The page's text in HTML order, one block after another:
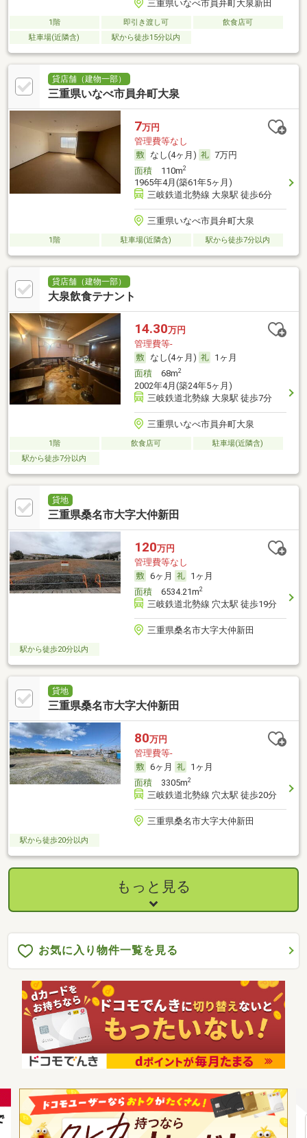
三重県いなべ市員弁町大泉新田
1階 即引き渡し可
飲食店可
駐車場(近隣含)
駅から徒歩15分以内
貸店舗（建物一部）
三重県いなべ市員弁町大泉
7万円
管理費等なし
なし(4ヶ月)
7万円
面積110m2
1965年4月(築61年5ヶ月)
三岐鉄道北勢線 大泉駅 徒歩6分
三重県いなべ市員弁町大泉
1階 駐車場(近隣含) 駅から徒歩7分以内
貸店舗（建物一部）
大泉飲食テナント
14.30万円
管理費等-
なし(4ヶ月)
1ヶ月
面積68m2
2002年4月(築24年5ヶ月)
三岐鉄道北勢線 大泉駅 徒歩7分
三重県いなべ市員弁町大泉
1階 飲食店可
駐車場(近隣含)
駅から徒歩7分以内
貸地
三重県桑名市大字大仲新田
120万円
管理費等なし
6ヶ月
1ヶ月
面積6534.21m2
三岐鉄道北勢線 穴太駅 徒歩19分
三重県桑名市大字大仲新田
駅から徒歩20分以内
貸地
三重県桑名市大字大仲新田
80万円
管理費等-
6ヶ月
1ヶ月
面積3305m2
三岐鉄道北勢線 穴太駅 徒歩20分
三重県桑名市大字大仲新田
駅から徒歩20分以内
もっと見る
お気に入り物件一覧を見る